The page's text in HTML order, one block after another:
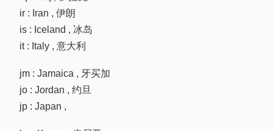
ir : Iran , 伊朗
is : Iceland , 冰岛
it : Italy , 意大利
jm : Jamaica , 牙买加
jo : Jordan , 约旦
jp : Japan ,